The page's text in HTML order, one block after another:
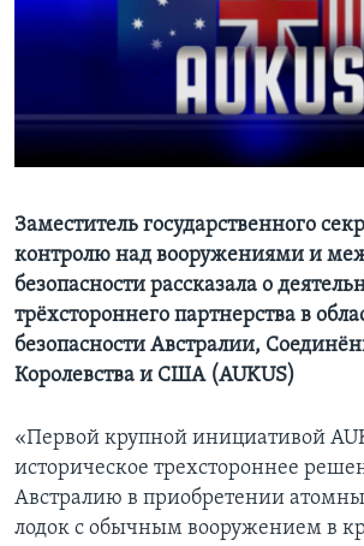
Learning English
Языки
Заместитель государственного
контролю над вооружениями и
безопасности рассказала о
трёхстороннего партнерства в
безопасности Австралии,
Королевства и США (AUKUS)
«Первой крупной инициативой
историческое трехстороннее
Австралию в приобретении
лодок с обычным вооружением в